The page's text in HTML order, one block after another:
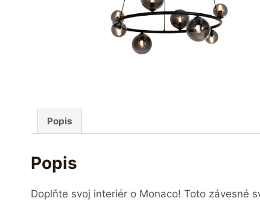
Popis
Popis
Doplňte svoj interiér o Monaco! Toto závesné